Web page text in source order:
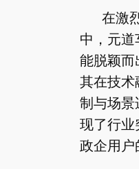
在激
中，元道
能脱颖而
其在技术
制与场景
现了行业
政企用户